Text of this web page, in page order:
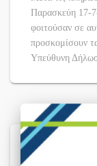
Παρασκεύη 17-
φοιτούσαν σε
προσκομίσουν
Υπεύθυνη